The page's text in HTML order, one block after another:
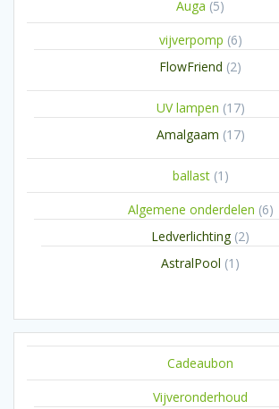
Auga 55
producten
vijverpomp 66
FlowFriend 22
UV lampen 1717
Amalgaam 1717
ballast 1 1
product
Algemene onderdelen 66
Ledverlichting 22
AstralPool 1 1
Cadeaubon
Vijveronderhoud